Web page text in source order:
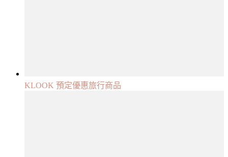
KLOOK 預定優惠旅行商品